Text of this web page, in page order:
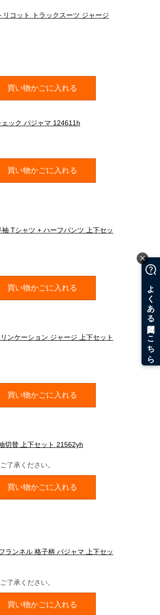
リコット トラックスーツ ジャージ
買い物かごに入れる
ック パジャマ 124611h
買い物かごに入れる
Tシャツ + ハーフパンツ 上下セッ
買い物かごに入れる
ンケーション ジャージ 上下セット
買い物かごに入れる
切替 上下セット 21562yh
了承ください。
買い物かごに入れる
ランネル 格子柄 パジャマ 上下セッ
了承ください。
買い物かごに入れる